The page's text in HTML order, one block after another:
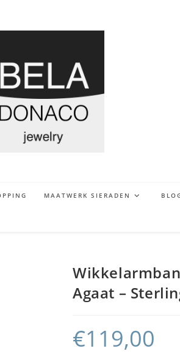
MAATWERK SIERADEN
Agaat –
€119,00